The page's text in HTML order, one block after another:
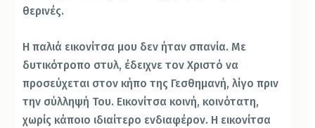
θερινές.
Η παλιά εικονίτσα μου δεν ήταν σπανία. Με
δυτικότροπο στυλ, έδειχνε τον Χριστό να
προσεύχεται στον κήπο της Γεσθημανή, λίγο πριν
την σύλληψή Του. Εικονίτσα κοινή, κοινότατη,
χωρίς κάποιο ιδιαίτερο ενδιαφέρον. Η εικονίτσα